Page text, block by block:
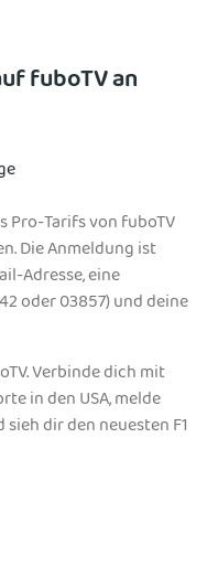
fuboTV an
Pro-Tarifs von fuboTV
Die Anmeldung ist
Adresse, eine
oder 03857) und deine
Verbinde dich mit
in den USA, melde
dir den neuesten F1